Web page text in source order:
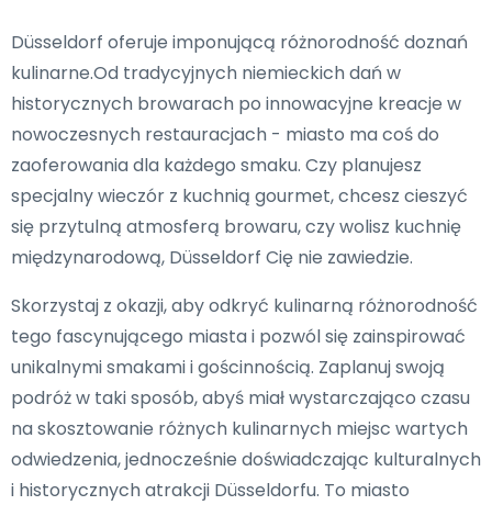
Düsseldorf oferuje imponującą różnorodność doznań
kulinarne.Od tradycyjnych niemieckich dań w
historycznych browarach po innowacyjne kreacje w
nowoczesnych restauracjach - miasto ma coś do
zaoferowania dla każdego smaku. Czy planujesz
specjalny wieczór z kuchnią gourmet, chcesz cieszyć
się przytulną atmosferą browaru, czy wolisz kuchnię
międzynarodową, Düsseldorf Cię nie zawiedzie.
Skorzystaj z okazji, aby odkryć kulinarną różnorodność
tego fascynującego miasta i pozwól się zainspirować
unikalnymi smakami i gościnnością. Zaplanuj swoją
podróż w taki sposób, abyś miał wystarczająco czasu
na skosztowanie różnych kulinarnych miejsc wartych
odwiedzenia, jednocześnie doświadczając kulturalnych
i historycznych atrakcji Düsseldorfu. To miasto